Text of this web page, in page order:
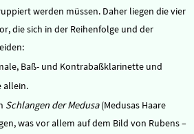
werden müssen. Daher liegen die vier
die sich in der Reihenfolge und der
Baß- und Kontrabaßklarinette und
allein.
Schlangen der Medusa(Medusas Haare
was vor allem auf dem Bild von Rubens –